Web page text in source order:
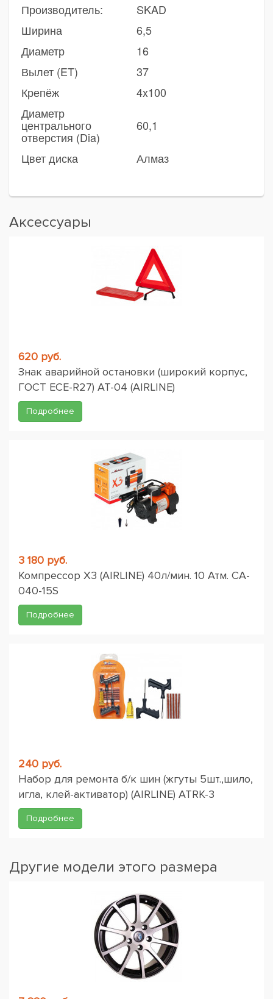
Производитель:
SKAD
Ширина
6,5
Диаметр
16
Вылет (ET)
37
Крепёж
4x100
Диаметр
центрального
отверстия (Dia)
60,1
Цвет диска Алмаз
Аксессуары
620 руб.
Знак аварийной остановки (широкий корпус,
ГОСТ ЕСЕ-R27) AT-04 (AIRLINE)
Подробнее
3 180 руб.
Компрессор X3 (AIRLINE) 40л/мин. 10 Атм. CA-
040-15S
Подробнее
240 руб.
Набор для ремонта б/к шин (жгуты 5шт.,шило,
игла, клей-активатор) (AIRLINE) ATRK-3
Подробнее
Другие модели этого размера